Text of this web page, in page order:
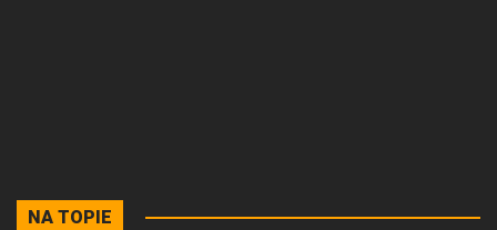
NA TOPIE